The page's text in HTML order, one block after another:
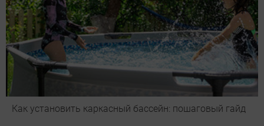
Как установить каркасный бассейн: пошаговый гайд